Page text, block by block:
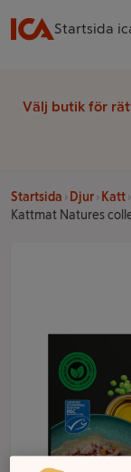
Startsida
Välj butik för
Startsida Djur Katt
Kattmat Natures